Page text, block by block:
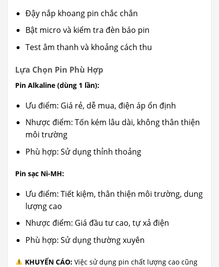
Đậy nắp khoang pin chắc chắn
Bật micro và kiểm tra đèn báo pin
Test âm thanh và khoảng cách thu
Lựa Chọn Pin Phù Hợp
Pin Alkaline (dùng 1 lần):
Ưu điểm: Giá rẻ, dễ mua, điện áp ổn định
Nhược điểm: Tốn kém lâu dài, không thân thiện
môi trường
Phù hợp: Sử dụng thỉnh thoảng
Pin sạc Ni-MH:
Ưu điểm: Tiết kiệm, thân thiện môi trường, dung
lượng cao
Nhược điểm: Giá đầu tư cao, tự xả điện
Phù hợp: Sử dụng thường xuyên
KHUYẾN CÁO:Việc sử dụng pin chất lượng cao cũng